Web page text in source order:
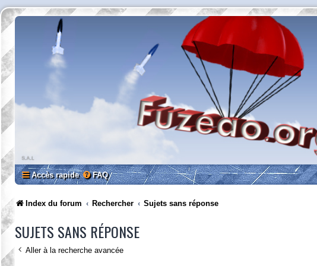
Accès rapide FAQ
Index du forum Rechercher Sujets sans réponse
SUJETS SANS RÉPONSE
Aller à la recherche avancée